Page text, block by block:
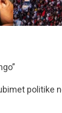
politike